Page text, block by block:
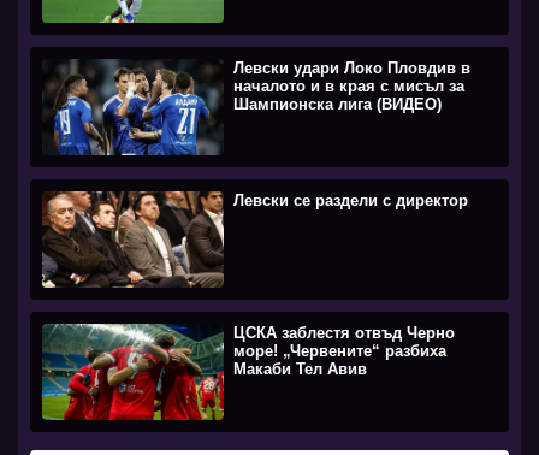
Левски удари Локо Пловдив в
началото и в края с мисъл за
Шампионска лига (ВИДЕО)
Левски се раздели с директор
ЦСКА заблестя отвъд Черно
море! „Червените“ разбиха
Макаби Тел Авив